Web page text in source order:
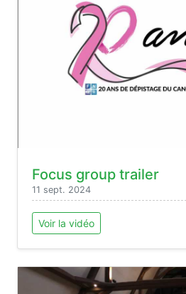
Focus group trailer
11 sept. 2024
Voir la vidéo